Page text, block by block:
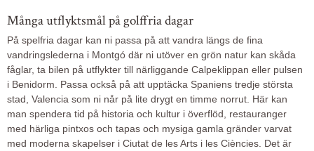
Många utflyktsmål på golffria dagar
På spelfria dagar kan ni passa på att vandra längs de fina
vandringslederna i Montgó där ni utöver en grön natur kan skåda
fåglar, ta bilen på utflykter till närliggande Calpeklippan eller pulsen
i Benidorm. Passa också på att upptäcka Spaniens tredje största
stad, Valencia som ni når på lite drygt en timme norrut. Här kan
man spendera tid på historia och kultur i överflöd, restauranger
med härliga pintxos och tapas och mysiga gamla gränder varvat
med moderna skapelser i Ciutat de les Arts i les Ciències. Det är